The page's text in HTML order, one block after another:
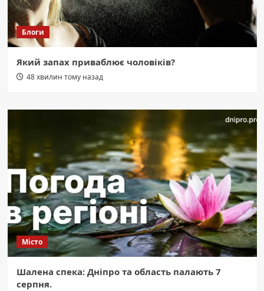
Блоги
Який запах приваблює чоловіків?
48 хвилин тому назад
Місто
Шалена спека: Дніпро та область палають 7
серпня.